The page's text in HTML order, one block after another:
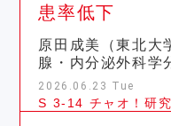
患率低下
原田成美（東北大
腺・内分泌外科学
2026.06.23 Tue
S 3-14 チャオ！研